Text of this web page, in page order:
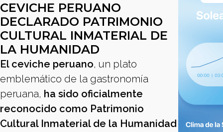
CEVICHE PERUANO
DECLARADO PATRIMONIO
CULTURAL INMATERIAL DE
LA HUMANIDAD
El ceviche peruano, un plato
emblemático de la gastronomía
peruana, ha sido oficialmente
reconocido como Patrimonio
Cultural Inmaterial de la Humanidad